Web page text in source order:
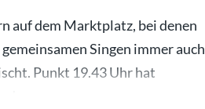
auf dem Marktplatz, bei denen
Singen immer auch
Punkt 19.43 Uhr hat